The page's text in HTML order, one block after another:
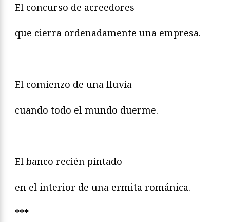
El concurso de acreedores
que cierra ordenadamente una empresa.
El comienzo de una lluvia
cuando todo el mundo duerme.
El banco recién pintado
en el interior de una ermita románica.
***